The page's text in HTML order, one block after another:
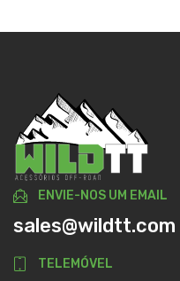
ENVIE-NOS UM EMAIL
sales@wildtt.com
TELEMÓVEL